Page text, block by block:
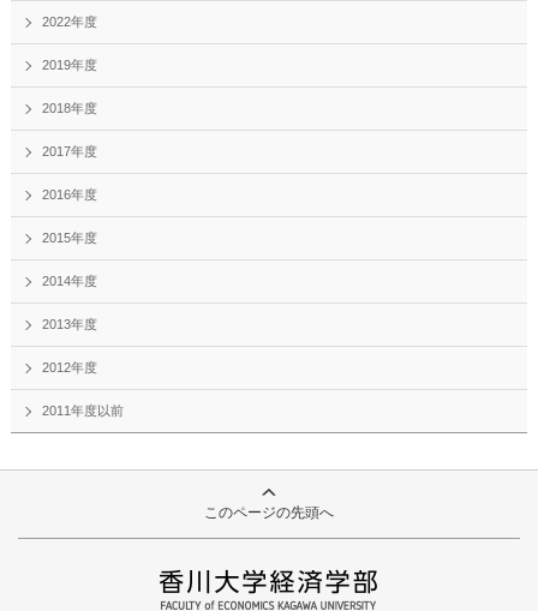
2022年度
2019年度
2018年度
2017年度
2016年度
2015年度
2014年度
2013年度
2012年度
2011年度以前
このページの先頭へ